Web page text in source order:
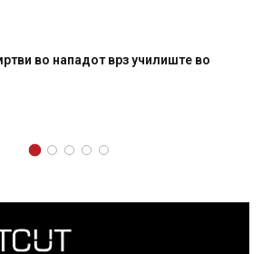
во нападот врз училиште во